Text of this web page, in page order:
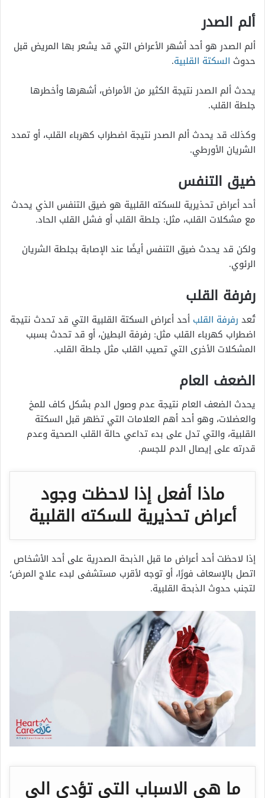
ألم الصدر
ألم الصدر هو أحد أشهر الأعراض التي قد يشعر بها المريض قبل
حدوث السكتة القلبية.
يحدث ألم الصدر نتيجة الكثير من الأمراض، أشهرها وأخطرها
جلطة القلب.
وكذلك قد يحدث ألم الصدر نتيجة اضطراب كهرباء القلب، أو تمدد
الشريان الأورطي.
ضيق التنفس
أحدأعراض تحذيرية للسكته القلبية هو ضيق التنفس الذي يحدث
مع مشكلات القلب، مثل: جلطة القلب أو فشل القلب الحاد.
ولكن قد يحدث ضيق التنفس أيضًا عند الإصابة بجلطة الشريان
الرئوي.
رفرفة القلب
تُعد رفرفة القلب أحدأعراض السكتة القلبية التي قد تحدث نتيجة
اضطراب كهرباء القلب مثل: رفرفة البطين، أو قد تحدث بسبب
المشكلات الأخرى التي تصيب القلب مثل جلطة القلب.
الضعف العام
يحدث الضعف العام نتيجة عدم وصول الدم بشكل كاف للمخ
والعضلات، وهو أحد أهم العلامات التي تظهر قبل السكتة
القلبية، والتي تدل على بدء تداعي حالة القلب الصحية وعدم
قدرته على إيصال الدم للجسم.
ماذا أفعل إذا لاحظت وجود
أعراض تحذيرية للسكته القلبية
إذا لاحظت أحد أعراض ما قبل الذبحة الصدرية على أحد الأشخاص
اتصل بالإسعاف فورًا، أو توجه لأقرب مستشفى لبدء علاج المرض؛
لتجنب حدوث الذبحة القلبية.
ما هي الاسباب التي تؤدي الى